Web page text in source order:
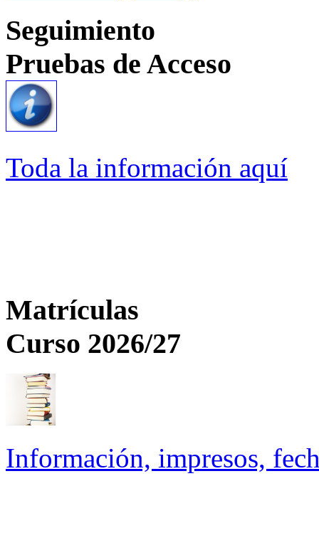
Seguimiento
Pruebas de Acceso
Toda la información aquí
Matrículas
Curso 2026/27
Información, impresos,